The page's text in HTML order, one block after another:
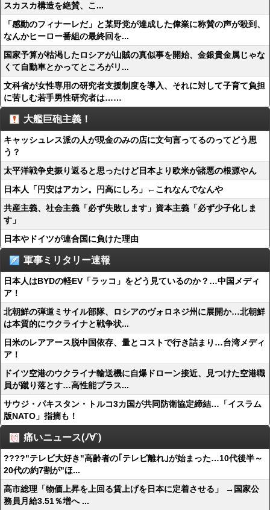
スカスカ構造を絶賛、こ...
「感動のフィナーレだ」と某野党が達成した偉業に称賛の声が殺到、
なんかヒーロー番組の最終回を...
国家予算が枯渇したロシアが山賊の真似事を開始、金銀貴金属じゃな
くて自動車とかってところがリ...
文科省が女性専用の研究者支援制度を導入、それに対して子育て負担
に苦しむ若手男性研究者は……
大艦巨砲主義！
キャッシュレス派の人が現金のみの店に文句言ってるのってどう思
う？
太平洋戦争史振り返ると思ったけど日本より欧米が諸悪の根源やん
日本人「円安はアカン。円高にしろ」←これなんでなんや
共産主義、社会主義「必ず失敗します」資本主義「必ず少子化しま
す」
日本やドイツが連合国に負けた理由
軍事ミリタリー速報
日本人はBYDの軽EV「ラッコ」をどう見ているのか？…中国メディ
ア！
北朝鮮の弾道ミサイル部隊、ロシアのヴォロネジ州に展開か…北朝鮮
は本質的にウクライナと戦争状...
日米のレアアース脱中国依存、量とコストで行き詰まり…台湾メディ
ア！
ドイツ空港のウクライナ輸送機に自爆ドローン接近、見つけた空港職
員が蹴り落とす…高性能プラス...
サウジ・パキスタン・トルコ3カ国が共同防衛協定締結…「イスラム
版NATO」指摘も！
痛いニュース(ﾉ∀`)
????"テレビ大好き"高齢者の｢テレビ離れ｣が始まった…10代後半～
20代の約7割が"ほ...
高市総理「物価上昇を上回る賃上げを日本に定着させる」 →国家公
務員月給3.51％増へ ...